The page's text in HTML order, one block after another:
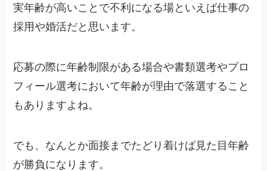
実年齢が高いことで不利になる場といえば仕事の
採用や婚活だと思います。
応募の際に年齢制限がある場合や書類選考やプロ
フィール選考において年齢が理由で落選すること
もありますよね。
でも、なんとか面接までたどり着けば見た目年齢
が勝負になります。